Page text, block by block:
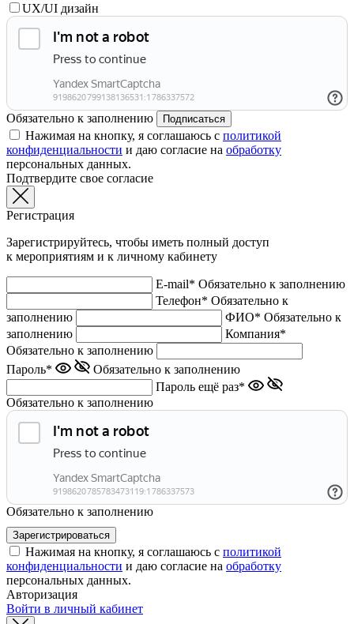
UX/UI дизайн
Обязательно к заполнению Подписаться
Нажимая на кнопку, я соглашаюсь с политикой
конфиденциальности и даю согласие на обработку
персональных данных.
Подтвердите свое согласие
Регистрация
Зарегистрируйтесь, чтобы иметь полный доступ
к мероприятиям и к личному кабинету
E-mail* Обязательно к заполнению
Телефон* Обязательно к
заполнению
ФИО* Обязательно к
заполнению
Компания*
Обязательно к заполнению
Пароль*
Обязательно к заполнению
Пароль ещё раз*
Обязательно к заполнению
Обязательно к заполнению
Нажимая на кнопку, я соглашаюсь с политикой
конфиденциальности и даю согласие на обработку
персональных данных.
Авторизация
Войти в личный кабинет